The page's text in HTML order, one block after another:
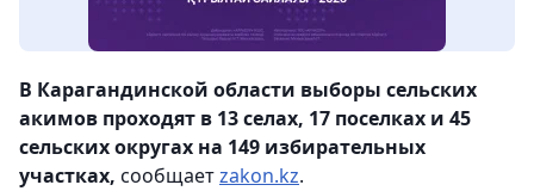
В Карагандинской области выборы сельских
акимов проходят в 13 селах, 17 поселках и 45
сельских округах на 149 избирательных
участках, сообщаетzakon.kz.